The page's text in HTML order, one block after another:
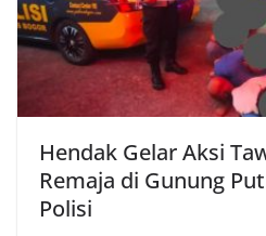
Hendak Gelar Aksi
Remaja di Gunung
Polisi